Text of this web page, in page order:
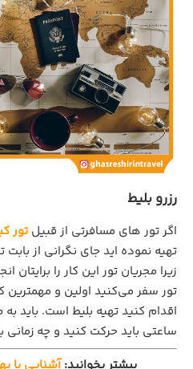
رزرو بلیط
اگر تور های مسافرتی از قبیلتور
تهیه نموده اید جای نگرانی از
زیرا مجریان تور این کار را برایتان
تور سفر می‌کنید اولین و مهمترین
اقدام کنید تهیه‌ بلیط است. باید
ساعتی باید حرکت کنید و چه